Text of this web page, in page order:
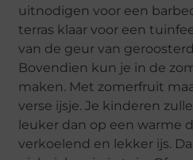
uitnodigen voor een
terras klaar voor een
van de geur van
Bovendien kun je in de
maken. Met zomerfruit
verse ijsje. Je kinderen
leuker dan op een warme
verkoelend en lekker ijs.